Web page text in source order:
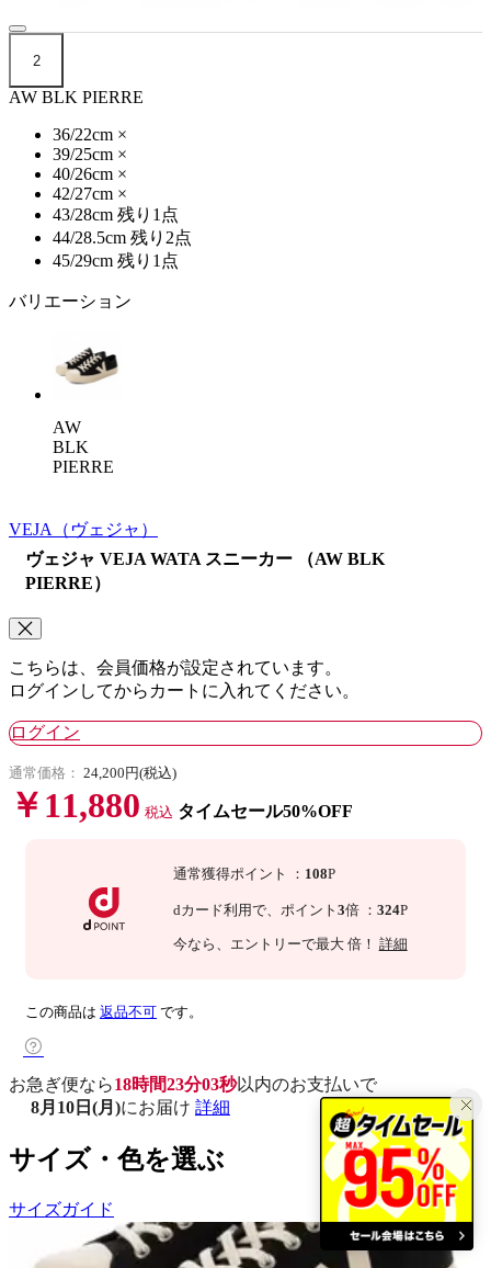
2
AW BLK PIERRE
36/22cm ×
39/25cm ×
40/26cm ×
42/27cm ×
43/28cm 残り1点
44/28.5cm 残り2点
45/29cm 残り1点
バリエーション
AW
BLK
PIERRE
VEJA
（ヴェジャ）
ヴェジャ VEJA WATA スニーカー （AW BLK
PIERRE）
こちらは、会員価格が設定されています。
ログインしてからカートに入れてください。
ログイン
通常価格： 24,200円(税込)
￥11,880 税込 タイムセール50%OFF
通常獲得ポイント ： 108P
dカード利用で、 ポイント 3倍 ： 324P
今なら 、エントリーで最大 倍！ 詳細
この商品は 返品不可 です。
お急ぎ便なら18時間23分02秒以内のお支払いで
8月10日(月)にお届け 詳細
サイズ・色を選ぶ
サイズガイド